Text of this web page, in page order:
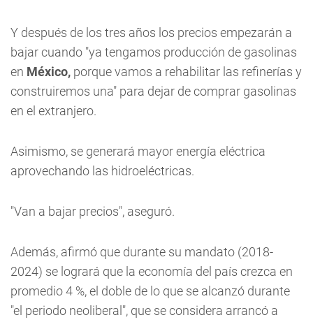
Y después de los tres años los precios empezarán a
bajar cuando "ya tengamos producción de gasolinas
en México, porque vamos a rehabilitar las refinerías y
construiremos una" para dejar de comprar gasolinas
en el extranjero.
Asimismo, se generará mayor energía eléctrica
aprovechando las hidroeléctricas.
"Van a bajar precios", aseguró.
Además, afirmó que durante su mandato (2018-
2024) se logrará que la economía del país crezca en
promedio 4 %, el doble de lo que se alcanzó durante
"el periodo neoliberal", que se considera arrancó a